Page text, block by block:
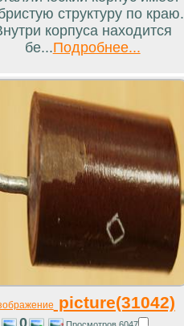
структуру по краю.
корпуса находится
бе...Подробнее...
picture(31042)
0